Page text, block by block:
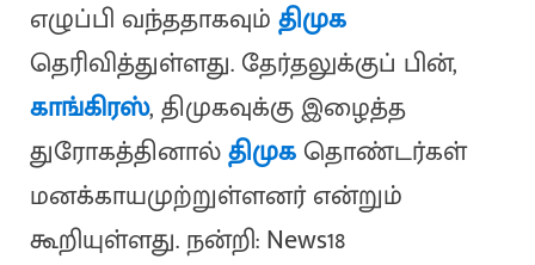
எழுப்பி வந்ததாகவும்திமுக
தெரிவித்துள்ளது. தேர்தலுக்குப் பின்,
காங்கிரஸ், திமுகவுக்கு இழைத்த
துரோகத்தினால்திமுகதொண்டர்கள்
மனக்காயமுற்றுள்ளனர் என்றும்
கூறியுள்ளது. நன்றி: News18